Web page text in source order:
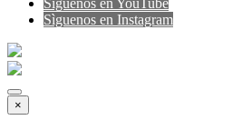
Síguenos en YouTube
Sìguenos en Instagram
×